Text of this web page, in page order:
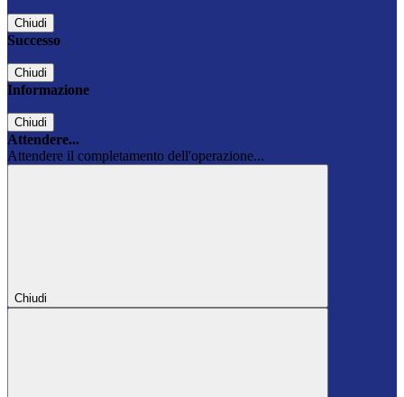
Chiudi
Successo
Chiudi
Informazione
Chiudi
Attendere...
Attendere il completamento dell'operazione...
Chiudi